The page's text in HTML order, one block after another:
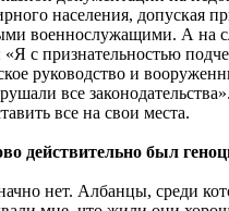
населения, допуская
военнослужащими. А на
«Я с признательностью
руководство и
все
все на свои места.
действительно был
нет. Албанцы, среди